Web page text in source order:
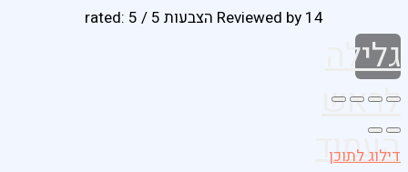
Reviewed by 14 הצבעות 5 / 5
גלילה
לראש
העמוד
דילוג לתוכן